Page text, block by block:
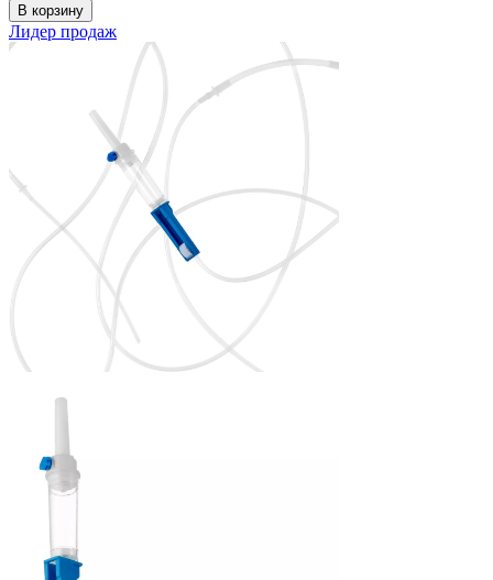
В корзину
Лидер продаж